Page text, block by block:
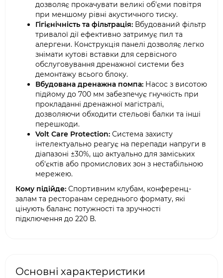
дозволяє прокачувати великі об'єми повітря
при меншому рівні акустичного тиску.
Гігієнічність та фільтрація: Вбудований фільтр
тривалої дії ефективно затримує пил та
алергени. Конструкція панелі дозволяє легко
знімати кутові вставки для сервісного
обслуговування дренажної системи без
демонтажу всього блоку.
Вбудована дренажна помпа: Насос з висотою
підйому до 700 мм забезпечує гнучкість при
прокладанні дренажної магістралі,
дозволяючи обходити стельові балки та інші
перешкоди.
Volt Care Protection: Система захисту
інтелектуально реагує на перепади напруги в
діапазоні ±30%, що актуально для заміських
об'єктів або промислових зон з нестабільною
мережею.
Кому підійде: Спортивним клубам, конференц-
залам та ресторанам середнього формату, які
цінують баланс потужності та зручності
підключення до 220 В.
Основні характеристики